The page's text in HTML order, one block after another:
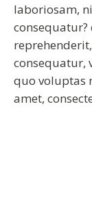
laboriosam,
consequatur,
quo voluptas
amet,